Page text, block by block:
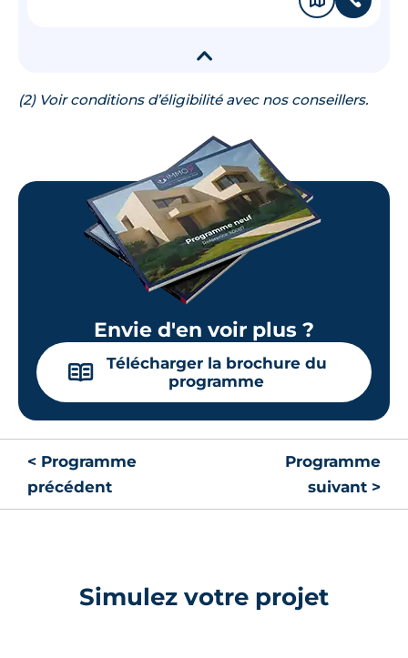
▾
(2) Voir conditions d’éligibilité avec nos conseillers.
Envie d'en voir plus ?
📖
Télécharger la brochure du
programme
< Programme
précédent
Programme
suivant >
Simulez votre projet